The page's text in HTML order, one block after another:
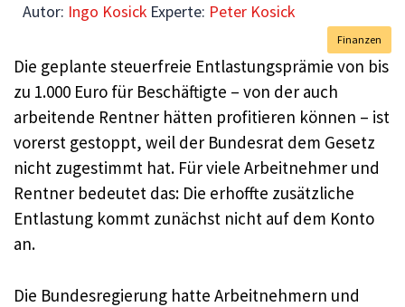
Autor: Ingo Kosick Experte: Peter Kosick
Finanzen
Die geplante steuerfreie Entlastungsprämie von bis
zu 1.000 Euro für Beschäftigte – von der auch
arbeitende Rentner hätten profitieren können – ist
vorerst gestoppt, weil der Bundesrat dem Gesetz
nicht zugestimmt hat. Für viele Arbeitnehmer und
Rentner bedeutet das: Die erhoffte zusätzliche
Entlastung kommt zunächst nicht auf dem Konto
an.
Die Bundesregierung hatte Arbeitnehmern und